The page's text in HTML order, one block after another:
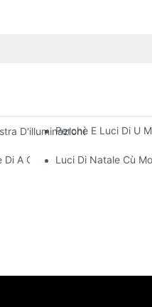
D'illuminazione Striscia
Perchè E Luci Di U
A Casa Luci Di Natale Cù